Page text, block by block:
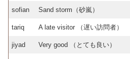
sofian Sand storm（砂嵐）
tariq A late visitor （遅い訪問者）
jiyad Very good （とても良い）